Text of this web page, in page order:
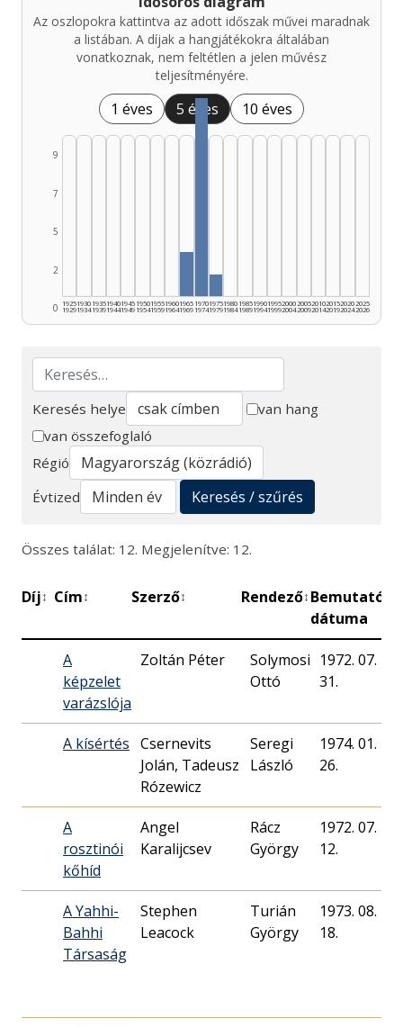
Az oszlopokra kattintva az adott időszak művei maradnak
a listában. A díjak a hangjátékokra általában
vonatkoznak, nem feltétlen a jelen művész
teljesítményére.
1 éves 5 éves 10 éves
0
2
5
7
9
1925
1929
1930
1934
1935
1939
1940
1944
1945
1949
1950
1954
1955
1959
1960
1964
1965
1969
1970
1974
1975
1979
1980
1984
1985
1989
1990
1994
1995
1999
2000
2004
2005
2009
2010
2014
2015
2019
2020
2024
2025
2026
Keresés
Keresés helye
van hang
van összefoglaló
Régió
Évtized
Keresés / szűrés
Összes találat: 12. Megjelenítve: 12.
Díj↕ Cím↕ Szerző↕ Rendező↕ Bemutató
dátuma
A
képzelet
varázslója
Zoltán Péter
Solymosi
Ottó
1972. 07.
31.
A kísértés Csernevits
Jolán, Tadeusz
Rózewicz
Seregi
László
1974. 01.
26.
A
rosztinói
kőhíd
Angel
Karalijcsev
Rácz
György
1972. 07.
12.
A Yahhi-
Bahhi
Társaság
Stephen
Leacock
Turián
György
1973. 08.
18.